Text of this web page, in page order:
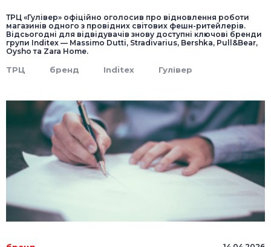
ТРЦ «Гулівер» офіційно оголосив про відновлення роботи
магазинів одного з провідних світових фешн-ритейлерів.
Відсьогодні для відвідувачів знову доступні ключові бренди
групи Inditex — Massimo Dutti, Stradivarius, Bershka, Pull&Bear,
Oysho та Zara Home.
ТРЦ бренд Inditex Гулівер